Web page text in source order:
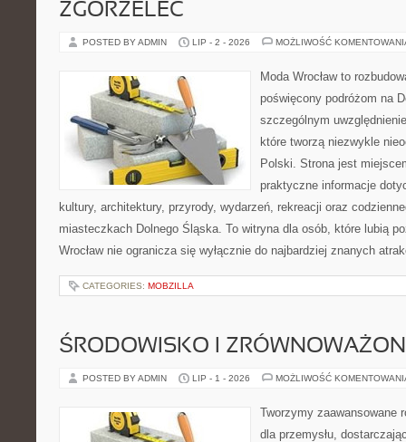
ZGORZELEC
POSTED BY ADMIN LIP - 2 - 2026 MOŻLIWOŚĆ
Moda Wrocław to
poświęcony podróżom na
szczególnym
które tworzą niezwykle
Polski. Strona jest
praktyczne informacje
kultury, architektury, przyrody, wydarzeń, rekreacji oraz
miasteczkach Dolnego Śląska. To witryna dla osób, które lubią
Wrocław nie ogranicza się wyłącznie do najbardziej znanych
CATEGORIES: MOBZILLA
ŚRODOWISKO I
POSTED BY ADMIN LIP - 1 - 2026 MOŻLIWOŚĆ
Tworzymy zaawansowane
dla przemysłu,